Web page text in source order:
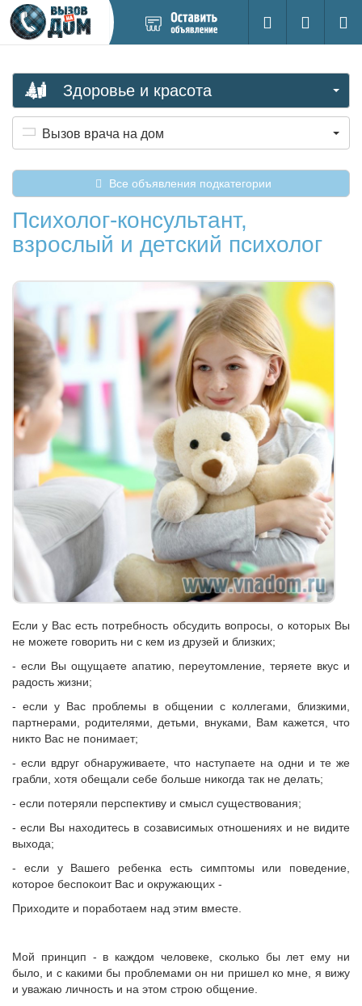
новое
Поиск
Вход на
Здоровье и красота
Вызов врача на дом
Все объявления подкатегории
Психолог-консультант,
взрослый и детский психолог
Если у Вас есть потребность обсудить вопросы, о которых Вы
не можете говорить ни с кем из друзей и близких;
- если Вы ощущаете апатию, переутомление, теряете вкус и
радость жизни;
- если у Вас проблемы в общении с коллегами, близкими,
партнерами, родителями, детьми, внуками, Вам кажется, что
никто Вас не понимает;
- если вдруг обнаруживаете, что наступаете на одни и те же
грабли, хотя обещали себе больше никогда так не делать;
- если потеряли перспективу и смысл существования;
- если Вы находитесь в созависимых отношениях и не видите
выхода;
- если у Вашего ребенка есть симптомы или поведение,
которое беспокоит Вас и окружающих -
Приходите и поработаем над этим вместе.
Мой принцип - в каждом человеке, сколько бы лет ему ни
было, и с какими бы проблемами он ни пришел ко мне, я вижу
и уважаю личность и на этом строю общение.